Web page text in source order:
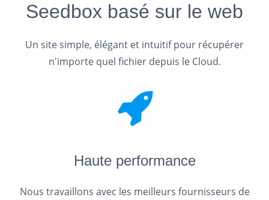
Seedbox basé sur le web
Un site simple, élégant et intuitif pour récupérer
n'importe quel fichier depuis le Cloud.
Haute performance
Nous travaillons avec les meilleurs fournisseurs de